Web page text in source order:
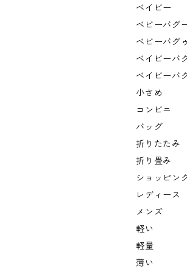
ベイビー
ベビーバグ
ベビーバグゥ
ベイビーバ
ベイビーバ
小さめ
コンビニ
バッグ
折りたたみ
折り畳み
ショッピン
レディース
メンズ
軽い
軽量
薄い